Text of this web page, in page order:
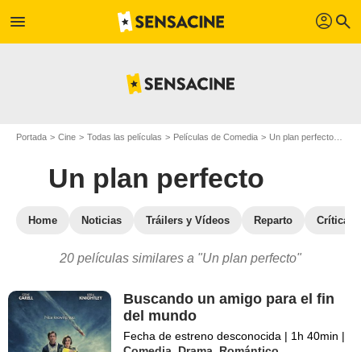
menu profil search
Portada Cine Todas las películas Películas de Comedia Un plan perfecto
Un plan perfecto
Home Noticias Tráilers y Vídeos Reparto Críticas
20 películas similares a "Un plan perfecto"
Buscando un amigo para el fin
del mundo
Fecha de estreno desconocida | 1h 40min |